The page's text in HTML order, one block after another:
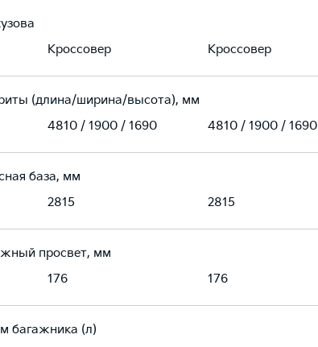
Кроссовер Кроссовер
(длина/ширина/высота), мм
4810 / 1900 / 1690 4810 / 1900 / 1690
база, мм
2815 2815
просвет, мм
176 176
багажника (л)